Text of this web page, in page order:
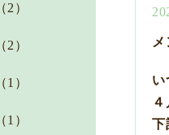
い
下
2）
2）
1）
1）